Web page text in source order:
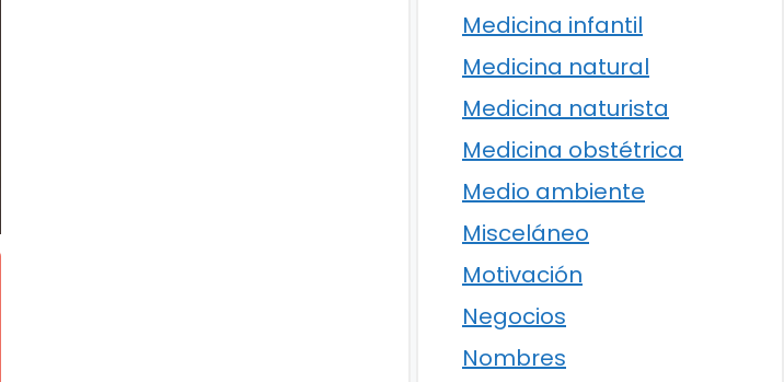
Medicina infantil
Medicina natural
Medicina naturista
Medicina obstétrica
Medio ambiente
Misceláneo
Motivación
Negocios
Nombres